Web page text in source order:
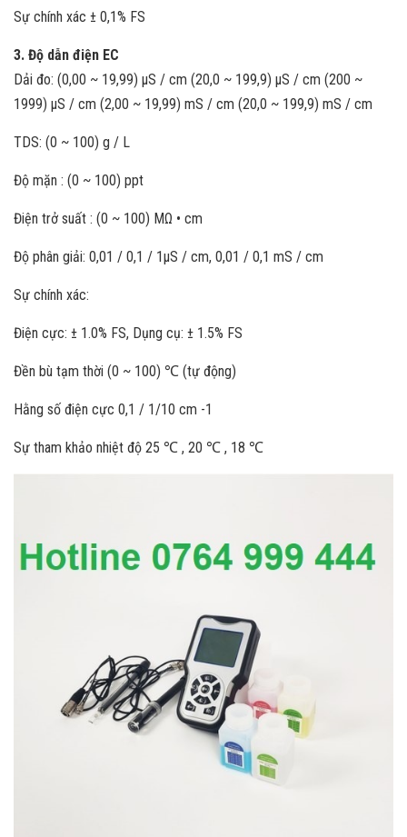
Sự chính xác ± 0,1% FS
3. Độ dẫn điện EC
Dải đo: (0,00 ~ 19,99) μS / cm (20,0 ~ 199,9) μS / cm (200 ~
1999) μS / cm (2,00 ~ 19,99) mS / cm (20,0 ~ 199,9) mS / cm
TDS: (0 ~ 100) g / L
Độ mặn : (0 ~ 100) ppt
Điện trở suất : (0 ~ 100) MΩ • cm
Độ phân giải: 0,01 / 0,1 / 1μS / cm, 0,01 / 0,1 mS / cm
Sự chính xác:
Điện cực: ± 1.0% FS, Dụng cụ: ± 1.5% FS
Đền bù tạm thời (0 ~ 100) ℃ (tự động)
Hằng số điện cực 0,1 / 1/10 cm -1
Sự tham khảo nhiệt độ 25 ℃ , 20 ℃ , 18 ℃